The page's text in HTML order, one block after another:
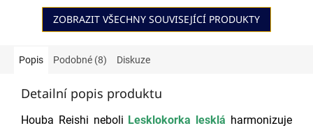
kůže,...
ZOBRAZIT VŠECHNY SOUVISEJÍCÍ PRODUKTY
Popis Podobné (8) Diskuze
Detailní popis produktu
Houba Reishi neboli Lesklokorka lesklá harmonizuje